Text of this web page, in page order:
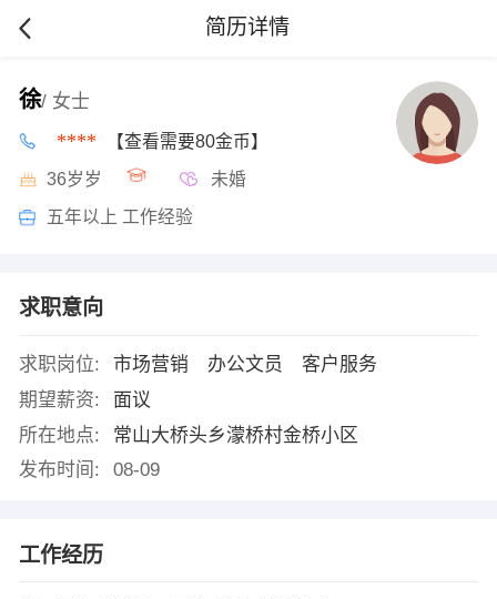
简历详情
徐/ 女士
**** 【查看需要80金币】
36岁岁 未婚
五年以上 工作经验
求职意向
求职岗位:
市场营销 办公文员 客户服务
期望薪资:
面议
所在地点:
常山大桥头乡濛桥村金桥小区
发布时间:
08-09
工作经历